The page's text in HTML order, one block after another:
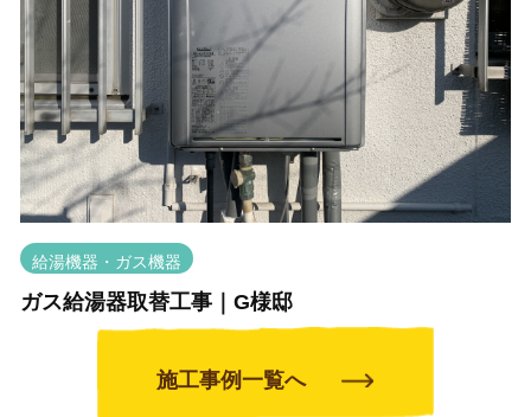
給湯機器・ガス機器
ガス給湯器取替工事｜G様邸
施工事例一覧へ